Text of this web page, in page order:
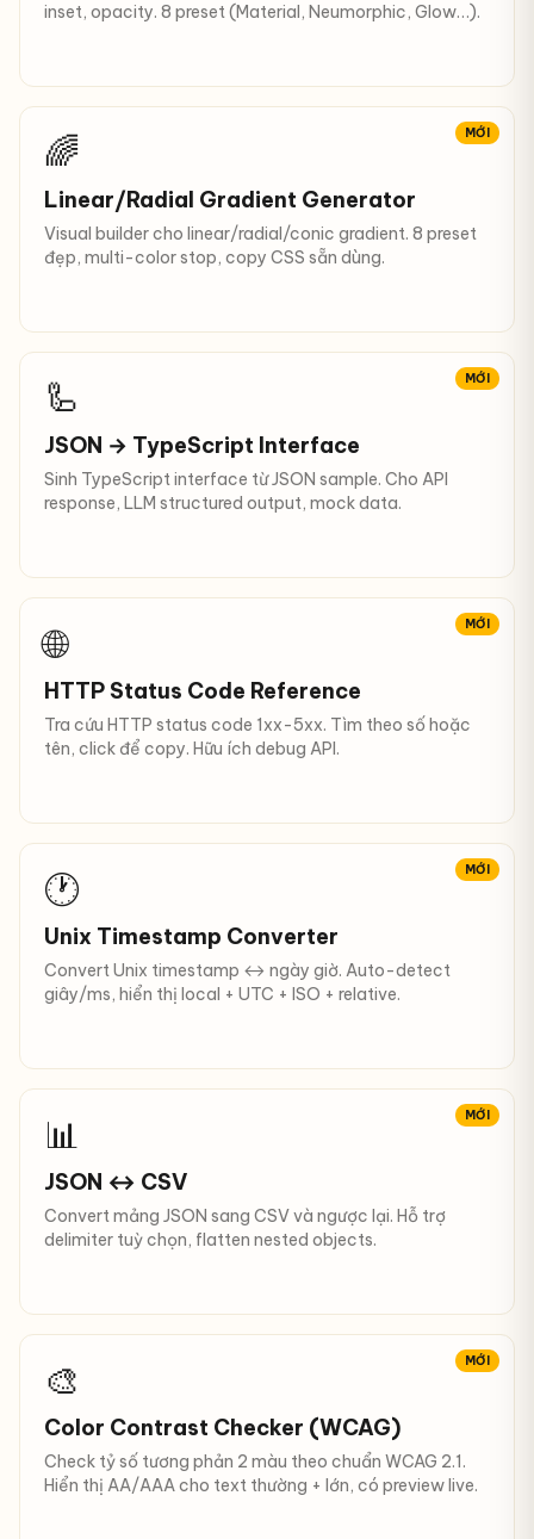
inset, opacity. 8 preset (Material, Neumorphic, Glow…).
MỚI
🌈
Linear/Radial Gradient Generator
Visual builder cho linear/radial/conic gradient. 8 preset
đẹp, multi-color stop, copy CSS sẵn dùng.
MỚI
🦾
JSON → TypeScript Interface
Sinh TypeScript interface từ JSON sample. Cho API
response, LLM structured output, mock data.
MỚI
🌐
HTTP Status Code Reference
Tra cứu HTTP status code 1xx-5xx. Tìm theo số hoặc
tên, click để copy. Hữu ích debug API.
MỚI
🕐
Unix Timestamp Converter
Convert Unix timestamp ↔ ngày giờ. Auto-detect
giây/ms, hiển thị local + UTC + ISO + relative.
MỚI
📊
JSON ↔ CSV
Convert mảng JSON sang CSV và ngược lại. Hỗ trợ
delimiter tuỳ chọn, flatten nested objects.
MỚI
🎨
Color Contrast Checker (WCAG)
Check tỷ số tương phản 2 màu theo chuẩn WCAG 2.1.
Hiển thị AA/AAA cho text thường + lớn, có preview live.